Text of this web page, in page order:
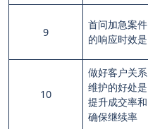
9
首问加急案件
的响应时效是
10
做好客户关系
维护的好处是
提升成交率和
确保继续率